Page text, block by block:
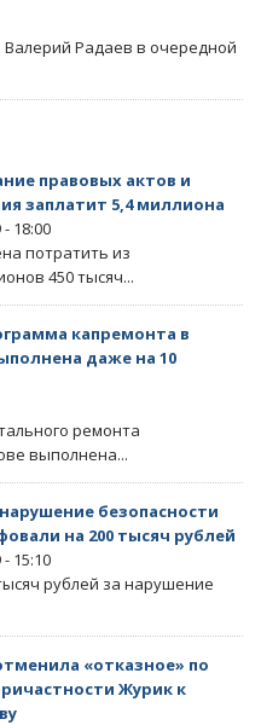
Валерий Радаев в очередной
правовых актов и
заплатит 5,4 миллиона
18:00
потратить из
450 тысяч...
капремонта в
даже на 10
ремонта
выполнена...
безопасности
на 200 тысяч рублей
15:10
рублей за нарушение
«отказное» по
Журик к